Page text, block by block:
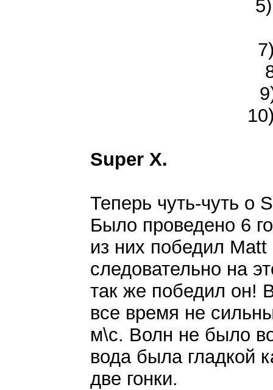
Super X.
Теперь чуть-чуть о
Было проведено 6
из них победил
следовательно на
так же победил он!
все время не
м\с. Волн не было
вода была гладкой
две гонки.